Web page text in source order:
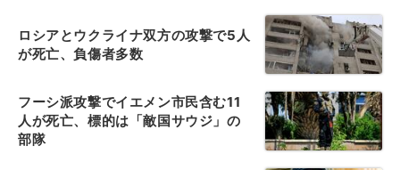
ロシアとウクライナ双方の攻撃で5人
が死亡、負傷者多数
フーシ派攻撃でイエメン市民含む11
人が死亡、標的は「敵国サウジ」の
部隊